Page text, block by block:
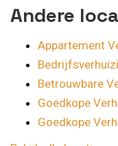
Andere
Appartement
Betrouwbare
Goedkope
Goedkope